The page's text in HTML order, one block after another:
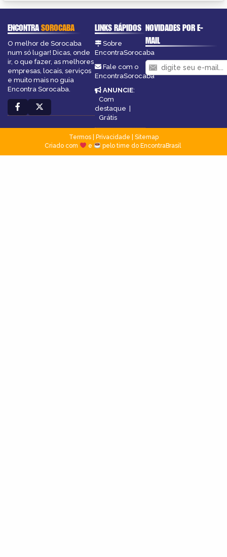
ENCONTRASOROCABA
O melhor de Sorocaba
num só lugar! Dicas, onde
ir, o que fazer, as melhores
empresas, locais, serviços
e muito mais no guia
Encontra Sorocaba.
LINKS RÁPIDOS
Sobre
EncontraSorocaba
Fale com o
EncontraSorocaba
ANUNCIE:
Com
destaque |
Grátis
NOVIDADES POR E-
MAIL
Termos| Privacidade
Sitemap
Criado com
e pelo time do EncontraBrasil